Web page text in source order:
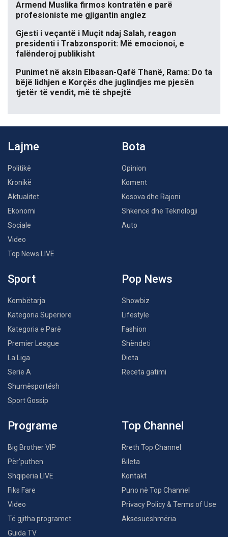
Armend Muslika firmos kontratën e parë
profesioniste me gjigantin anglez
Gjesti i veçantë i Muçit ndaj Salah, reagon
presidenti i Trabzonsporit: Më emocionoi, e
falënderoj publikisht
Punimet në aksin Elbasan-Qafë Thanë, Rama: Do ta
bëjë lidhjen e Korçës dhe juglindjes me pjesën
tjetër të vendit, më të shpejtë
Lajme
Politikë
Kronikë
Aktualitet
Ekonomi
Sociale
Video
Top News LIVE
Bota
Opinion
Koment
Kosova dhe Rajoni
Shkencë dhe Teknologji
Auto
Sport
Kombëtarja
Kategoria Superiore
Kategoria e Parë
Premier League
La Liga
Serie A
Shumësportësh
Sport Gossip
Pop News
Showbiz
Lifestyle
Fashion
Shëndeti
Dieta
Receta gatimi
Programe
Big Brother VIP
Për’puthen
Shqipëria LIVE
Fiks Fare
Video
Të gjitha programet
Guida TV
Top Channel
Rreth Top Channel
Bileta
Kontakt
Puno në Top Channel
Privacy Policy & Terms of Use
Aksesueshmëria